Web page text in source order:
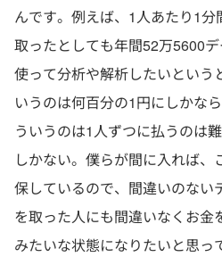
んです。例えば、1人あたり1
取ったとしても年間52万5600
使って分析や解析したいという
いうのは何百分の1円にしかな
ういうのは1人ずつに払うのは
しかない。僕らが間に入れば
保しているので、間違いのない
を取った人にも間違いなくお金
みたいな状態になりたいと思っ